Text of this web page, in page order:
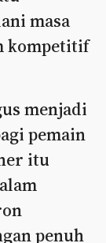
masa
kompetitif
menjadi
pemain
itu
penuh